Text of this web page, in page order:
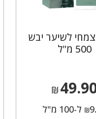
לשיער יבש
500 מ"ל
₪
₪ ל-100 מ"ל